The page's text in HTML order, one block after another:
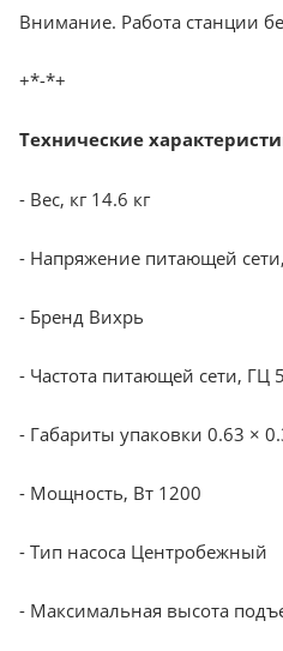
Внимание. Работа станции
+*-*+
Технические
- Вес, кг 14.6 кг
- Напряжение питающей
- Бренд Вихрь
- Частота питающей сети, ГЦ
- Габариты упаковки 0.63 ×
- Мощность, Вт 1200
- Тип насоса Центробежный
- Максимальная высота